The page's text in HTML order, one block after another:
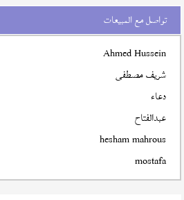
تواصل مع المبيعات
Ahmed Hussein
شريف مصطفى
دعاء
عبدالفتاح
hesham mahrous
mostafa